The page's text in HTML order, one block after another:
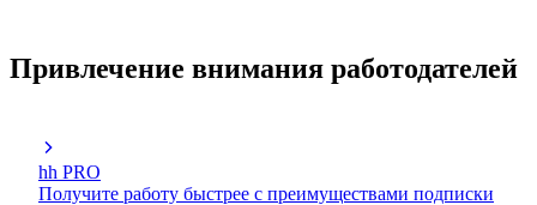
Привлечение внимания работодателей
hh PRO
Получите работу быстрее с преимуществами подписки